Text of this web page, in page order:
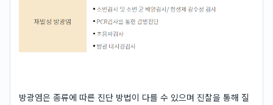
방광염은 종류에 따른 진단 방법이 다를 수 있으며 진찰을 통해 질